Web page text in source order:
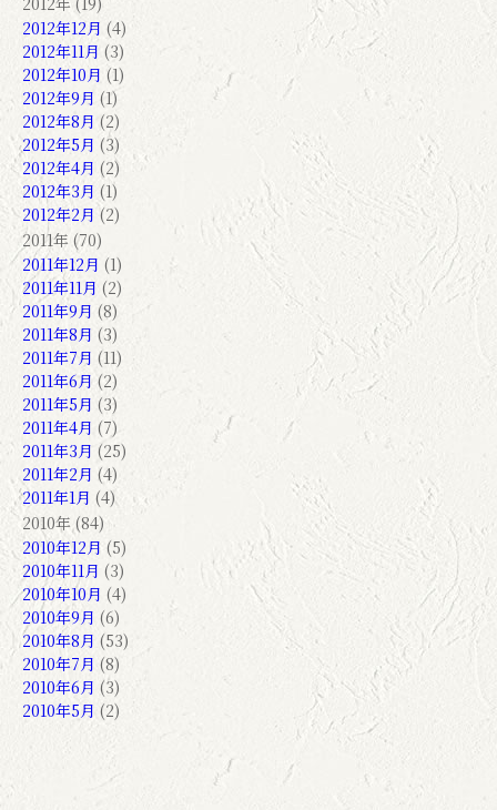
2012年12月 (4)
2012年11月 (3)
2012年10月 (1)
2012年9月 (1)
2012年8月 (2)
2012年5月 (3)
2012年4月 (2)
2012年3月 (1)
2012年2月 (2)
2011年 (70)
2011年12月 (1)
2011年11月 (2)
2011年9月 (8)
2011年8月 (3)
2011年7月 (11)
2011年6月 (2)
2011年5月 (3)
2011年4月 (7)
2011年3月 (25)
2011年2月 (4)
2011年1月 (4)
2010年 (84)
2010年12月 (5)
2010年11月 (3)
2010年10月 (4)
2010年9月 (6)
2010年8月 (53)
2010年7月 (8)
2010年6月 (3)
2010年5月 (2)